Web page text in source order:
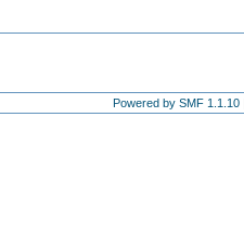
Powered by SMF 1.1.10